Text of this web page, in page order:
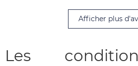
Afficher plus
Les